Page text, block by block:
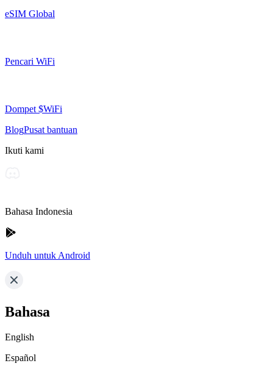
eSIM Global
Pencari WiFi
Dompet $WiFi
BlogPusat bantuan
Ikuti kami
Bahasa Indonesia
Unduh untuk Android
Bahasa
English
Español